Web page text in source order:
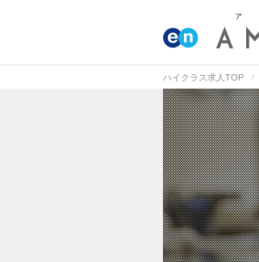
ハイクラス求人TOP